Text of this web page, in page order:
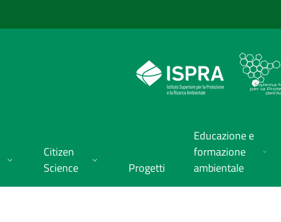
Citizen
Science
Progetti
Educazione e
formazione
ambientale